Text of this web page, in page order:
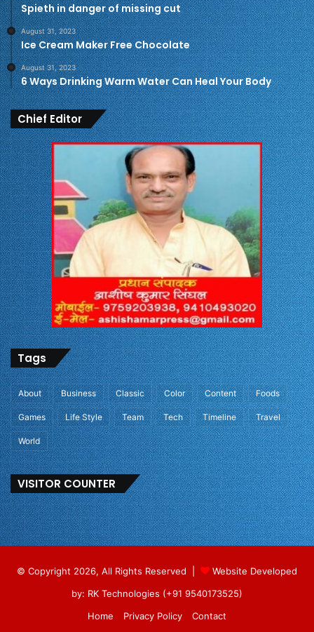
Spieth in danger of missing cut
August 31, 2023
Ice Cream Maker Free Chocolate
August 31, 2023
6 Ways Drinking Warm Water Can Heal Your Body
Chief Editor
Tags
About Business Classic Color Content Foods
Games Life Style Team Tech Timeline Travel
World
VISITOR COUNTER
© Copyright 2026, All Rights Reserved |
Website Developed
by: RK Technologies (+91 9540173525)
Home
Privacy Policy Contact